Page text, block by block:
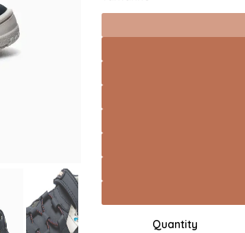
Quantity